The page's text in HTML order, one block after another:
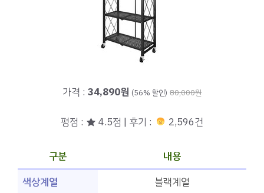
가격 : 34,890원 (56% 할인) 80,000원
평점 : ★ 4.5점 | 후기 : 2,596건
구분
내용
색상계열
블랙계열